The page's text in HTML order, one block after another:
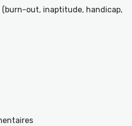
(burn-out, inaptitude, handicap,